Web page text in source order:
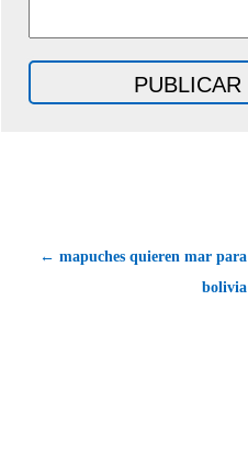
← mapuches quieren mar para
bolivia